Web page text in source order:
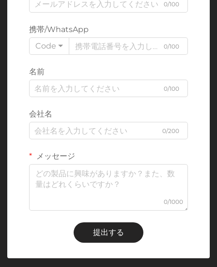
0/100
携帯/WhatsApp
Code
0/100
名前
0/100
会社名
0/200
メッセージ
0/1000
提出する